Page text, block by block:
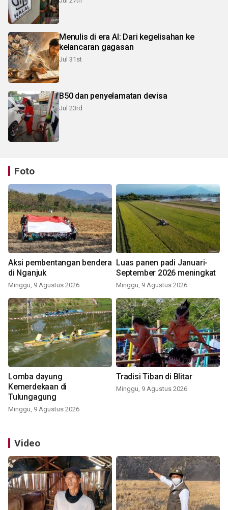
Menulis di era AI: Dari kegelisahan ke
kelancaran gagasan
Jul 31st
B50 dan penyelamatan devisa
Jul 23rd
Foto
Aksi pembentangan bendera
di Nganjuk
Minggu, 9 Agustus 2026
Luas panen padi Januari-
September 2026 meningkat
Minggu, 9 Agustus 2026
Lomba dayung
Kemerdekaan di
Tulungagung
Minggu, 9 Agustus 2026
Tradisi Tiban di Blitar
Minggu, 9 Agustus 2026
Video